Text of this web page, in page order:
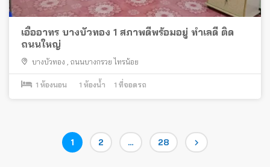
เอื้ออาทร บางบัวทอง 1 สภาพดีพร้อมอยู่ ทำเลดี ติด
ถนนใหญ่
บางบัวทอง ถนนบางกรวย ไทรน้อย
1 ห้องนอน 1 ห้องน้ำ 1 ที่จอดรถ
Posts Page
1 Page
2 … Page
28